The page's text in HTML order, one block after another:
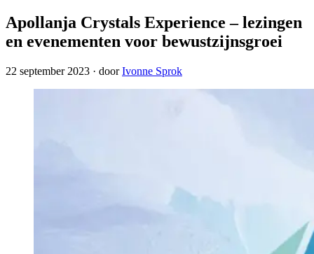
Apollanja Crystals Experience – lezingen
en evenementen voor bewustzijnsgroei
22 september 2023 · doorIvonne Sprok